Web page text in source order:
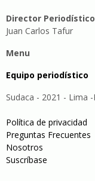
Director Periodístico
Juan Carlos Tafur
Menu
Equipo periodístico
Sudaca - 2021 - Lima -
Política de privacidad
Preguntas Frecuentes
Nosotros
Suscríbase